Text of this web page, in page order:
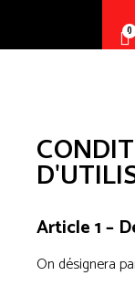
0
Article 1 –
On désignera